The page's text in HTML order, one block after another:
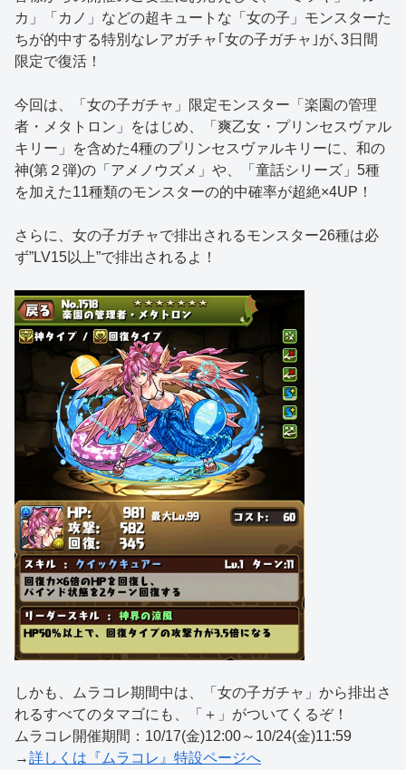
カ」「カノ」などの超キュートな「女の子」モンスターた
ちが的中する特別なレアガチャ｢女の子ガチャ｣が､3日間
限定で復活！
今回は、「女の子ガチャ」限定モンスター「楽園の管理
者・メタトロン」をはじめ、「爽乙女・プリンセスヴァル
キリー」を含めた4種のプリンセスヴァルキリーに、和の
神(第２弾)の「アメノウズメ」や、「童話シリーズ」5種
を加えた11種類のモンスターの的中確率が超絶×4UP！
さらに、女の子ガチャで排出されるモンスター26種は必
ず”LV15以上”で排出されるよ！
しかも、ムラコレ期間中は、「女の子ガチャ」から排出さ
れるすべてのタマゴにも、「＋」がついてくるぞ！
ムラコレ開催期間：10/17(金)12:00～10/24(金)11:59
→詳しくは『ムラコレ』特設ページへ